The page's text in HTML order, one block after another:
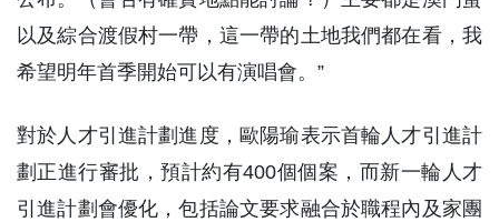
以及綜合渡假村一帶，這一帶的土地我們都在看，我
希望明年首季開始可以有演唱會。”
對於人才引進計劃進度，歐陽瑜表示首輪人才引進計
劃正進行審批，預計約有400個個案，而新一輪人才
引進計劃會優化，包括論文要求融合於職程內及家團